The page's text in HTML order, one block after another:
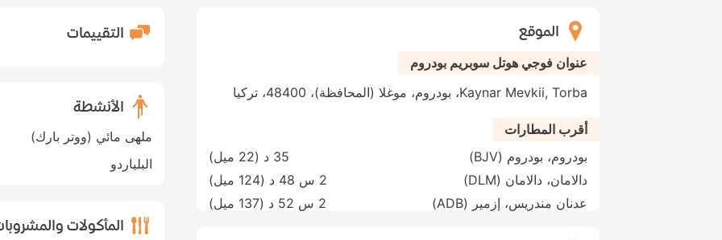
الموقع
عنوان فوجي هوتل سوبريم بودروم
Kaynar Mevkii, Torba، بودروم، موغلا (المحافظة)، 48400، تركيا
أقرب المطارات
بودروم، بودروم (BJV)
35 د ( 22 ميل
)
دالامان، دالامان (DLM)
2 س 48 د ( 124 ميل
)
عدنان مندريس، إزمير (ADB)
2 س 52 د ( 137 ميل )
التقييمات
الأنشطة
ملهى مائي (ووتر بارك)
البلياردو
المأكولات